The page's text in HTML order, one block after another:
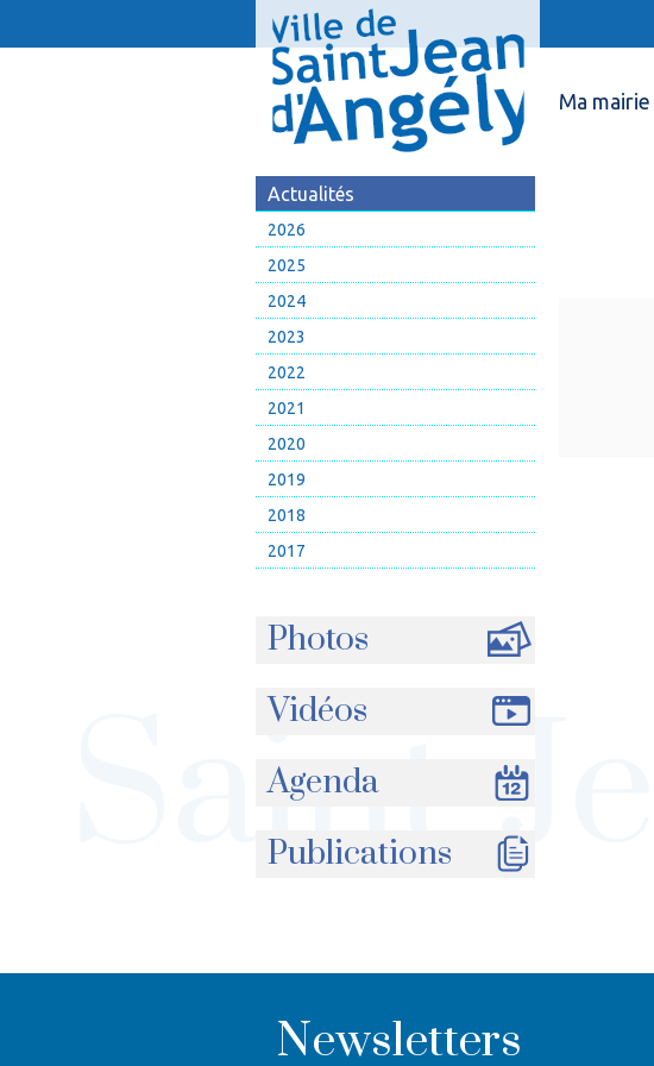
Ma mairie
Actualités
2026
2025
2024
2023
2022
2021
2020
2019
2018
2017
Photos
Vidéos
Agenda
Publications
Newsletters